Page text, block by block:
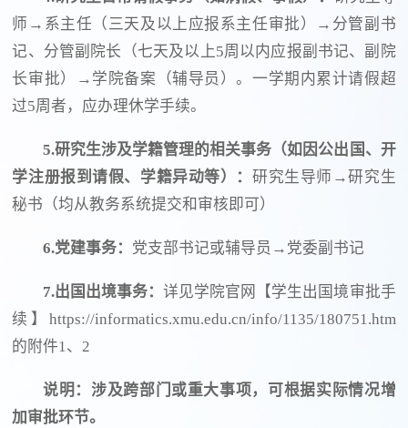
师→系主任（三天及以上应报系主任审批）→分管副书
记、分管副院长（七天及以上5周以内应报副书记、副院
长审批）→学院备案（辅导员）。一学期内累计请假超
过5周者，应办理休学手续。
5.研究生涉及学籍管理的相关事务（如因公出国、开
学注册报到请假、学籍异动等）： 研究生导师→研究生
秘书（均从教务系统提交和审核即可）
6.党建事务： 党支部书记或辅导员→党委副书记
7.出国出境事务：详见学院官网【学生出国境审批手
续】https://informatics.xmu.edu.cn/info/1135/180751.htm
的附件1、2
说明：涉及跨部门或重大事项，可根据实际情况增
加审批环节。